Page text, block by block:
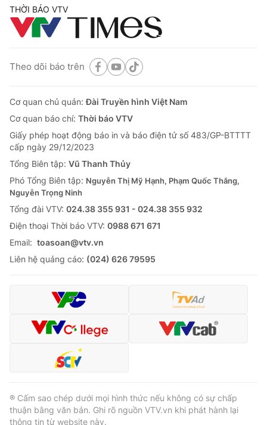
THỜI BÁO VTV
Theo dõi báo trên
Cơ quan chủ quản:Đài Truyền hình Việt Nam
Cơ quan báo chí: Thời báo VTV
Giấy phép hoạt động báo in và báo điện tử số 483/GP-BTTTT
cấp ngày 29/12/2023
Tổng Biên tập: Vũ Thanh Thủy
Phó Tổng Biên tập: Nguyễn Thị Mỹ Hạnh, Phạm Quốc Thắng,
Nguyễn Trọng Ninh
Tổng đài VTV: 024.38 355 931 - 024.38 355 932
Ðiện thoại Thời báo VTV: 0988 671 671
Email: toasoan@vtv.vn
Liên hệ quảng cáo: (024) 626 79595
® Cấm sao chép dưới mọi hình thức nếu không có sự chấp
thuận bằng văn bản. Ghi rõ nguồn VTV.vn khi phát hành lại
thông tin từ website này.